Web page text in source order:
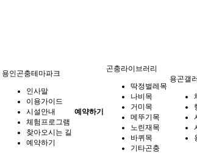
용인곤충테마파크
인사말
이용가이드
시설안내
체험프로그램
찾아오시는 길
예약하기
예약하기
곤충라이브러리
딱정벌레목
나비목
거미목
메뚜기목
노린재목
바퀴목
기타곤충
용곤갤